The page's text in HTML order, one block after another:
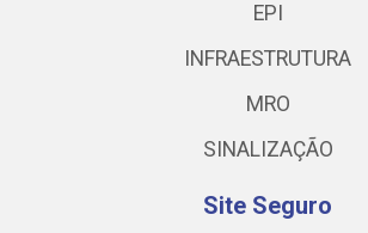
EPI
INFRAESTRUTURA
MRO
SINALIZAÇÃO
Site Seguro